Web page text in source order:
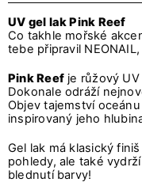
UV gel lak Pink Reef
Co takhle mořské
tebe připravil
Pink Reefje růžový UV
Dokonale odráží
Objev tajemství
inspirovaný jeho
Gel lak má klasický
pohledy, ale také
blednutí barvy!